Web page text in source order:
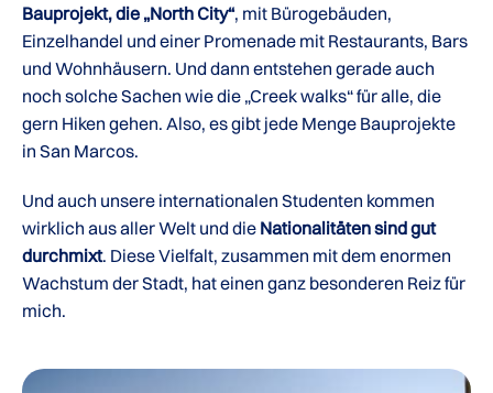
Bauprojekt, die „North City“, mit Bürogebäuden,
Einzelhandel und einer Promenade mit Restaurants, Bars
und Wohnhäusern. Und dann entstehen gerade auch
noch solche Sachen wie die „Creek walks“ für alle, die
gern Hiken gehen. Also, es gibt jede Menge Bauprojekte
in San Marcos.
Und auch unsere internationalen Studenten kommen
wirklich aus aller Welt und die Nationalitäten sind gut
durchmixt. Diese Vielfalt, zusammen mit dem enormen
Wachstum der Stadt, hat einen ganz besonderen Reiz für
mich.